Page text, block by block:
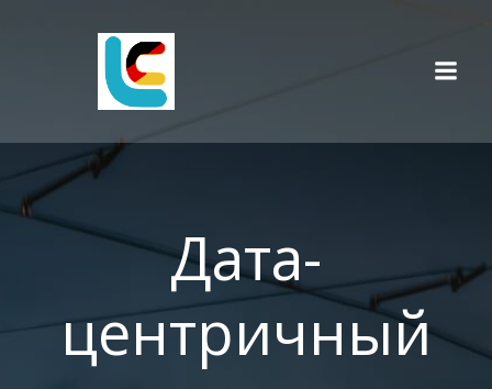
Дата-
центричный